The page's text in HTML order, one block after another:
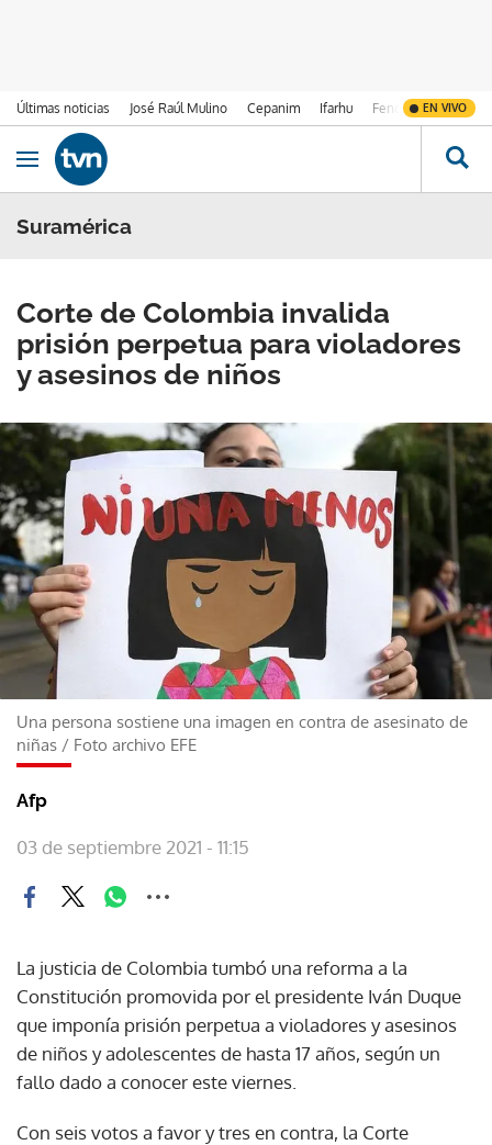
Últimas noticias José Raúl Mulino Cepanim Ifarhu Fenómeno de El
EN VIVO
Ir al contenido
Obrir navegació
Suramérica
Corte de Colombia invalida
prisión perpetua para violadores
y asesinos de niños
Una persona sostiene una imagen en contra de asesinato de
niñas / Foto archivo EFE
Afp
03 de septiembre 2021 - 11:15
La justicia de Colombia tumbó una reforma a la
Constitución promovida por el presidente Iván Duque
que imponía prisión perpetua a violadores y asesinos
de niños y adolescentes de hasta 17 años, según un
fallo dado a conocer este viernes.
Con seis votos a favor y tres en contra, la Corte